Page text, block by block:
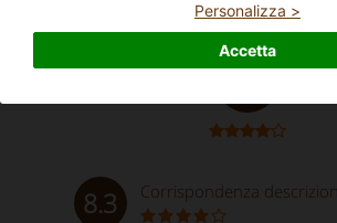
Personalizza >
Accetta
8.4
Ottimo
8.3 Corrispondenza